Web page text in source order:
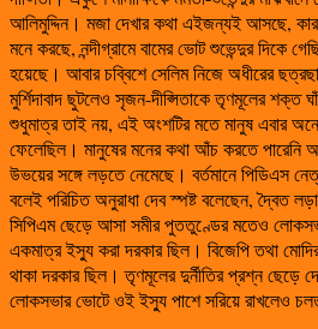
আলিমুদ্দিন। মজা দেখার কথা এইজন্যই আসছে,
মনে করছে, নন্দীগ্রামে বামের ভোট শুভেন্দুর দিকে
হয়েছে। আবার চব্বিশে সেলিম নিজে অধীরের
মুর্শিদাবাদ ছুটলেও সৃজন-দীপ্সিতাকে তৃণমূলের শক্ত
শুধুমাত্র তাই নয়, এই অংশটির মতে মানুষ এবার
ফেলেছিল। মানুষের মনের কথা আঁচ করতে পারেনি
উভয়ের সঙ্গে লড়তে নেমেছে। বর্তমানে পিডিএস
বলেই পরিচিত অনুরাধা দেব স্পষ্ট বলেছেন, দ্বৈত
সিপিএম ছেড়ে আসা সমীর পুততুণ্ডের মতেও
একমাত্র ইস্যু করা দরকার ছিল। বিজেপি তথা
থাকা দরকার ছিল। তৃণমূলের দুর্নীতির প্রশ্ন ছেড়ে
লোকসভার ভোটে ওই ইস্যু পাশে সরিয়ে রাখলেও